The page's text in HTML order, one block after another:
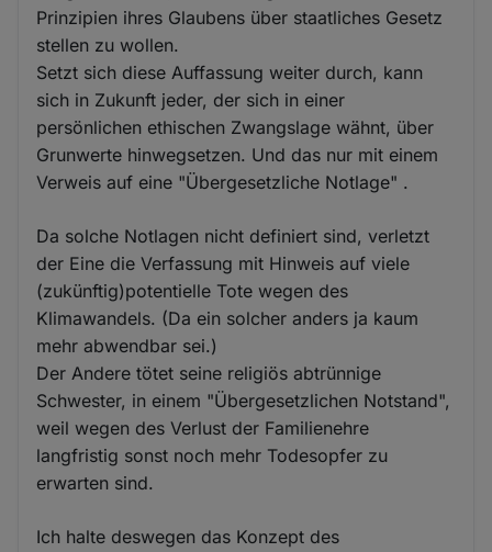
Prinzipien ihres Glaubens über staatliches Gesetz
stellen zu wollen.
Setzt sich diese Auffassung weiter durch, kann
sich in Zukunft jeder, der sich in einer
persönlichen ethischen Zwangslage wähnt, über
Grunwerte hinwegsetzen. Und das nur mit einem
Verweis auf eine "Übergesetzliche Notlage" .
Da solche Notlagen nicht definiert sind, verletzt
der Eine die Verfassung mit Hinweis auf viele
(zukünftig)potentielle Tote wegen des
Klimawandels. (Da ein solcher anders ja kaum
mehr abwendbar sei.)
Der Andere tötet seine religiös abtrünnige
Schwester, in einem "Übergesetzlichen Notstand",
weil wegen des Verlust der Familienehre
langfristig sonst noch mehr Todesopfer zu
erwarten sind.
Ich halte deswegen das Konzept des